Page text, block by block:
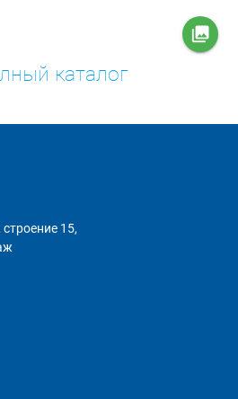
collections
каталог
15,